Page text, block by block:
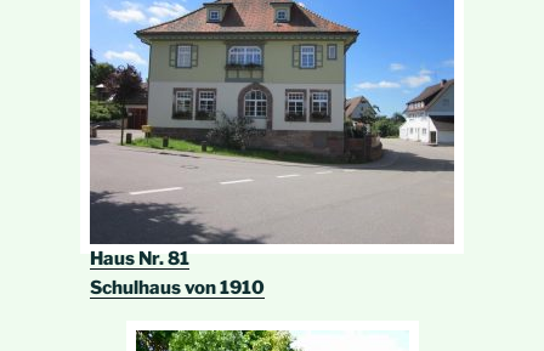
Haus Nr. 81
Schulhaus von 1910